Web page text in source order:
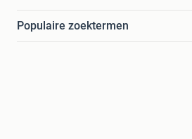
Populaire zoektermen